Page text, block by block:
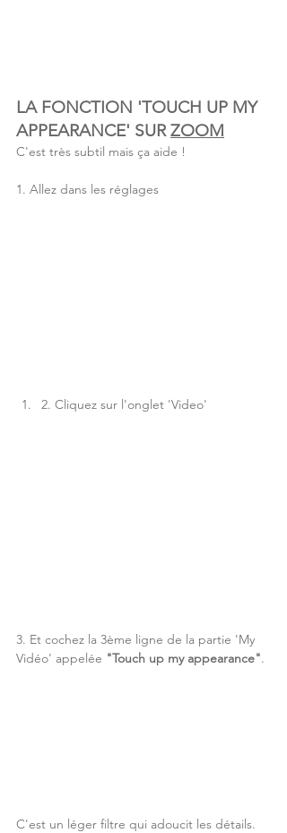
LA FONCTION 'TOUCH UP MY
APPEARANCE' SUR ZOOM
C'est très subtil mais ça aide !
1. Allez dans les réglages
2. Cliquez sur l'onglet 'Video'
3. Et cochez la 3ème ligne de la partie 'My
Vidéo' appelée "Touch up my appearance".
C'est un léger filtre qui adoucit les détails.